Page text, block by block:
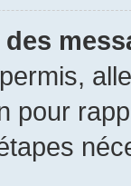
permis,
pour